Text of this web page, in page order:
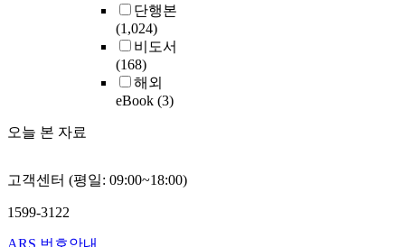
단행본
(1,024)
비도서
(168)
해외
eBook (3)
오늘 본 자료
고객센터 (평일: 09:00~18:00)
1599-3122